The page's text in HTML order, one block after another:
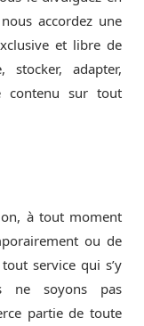
accordez une
et libre de
stocker, adapter,
contenu sur tout
à tout moment
ou de
service qui s’y
ne soyons pas
partie de toute